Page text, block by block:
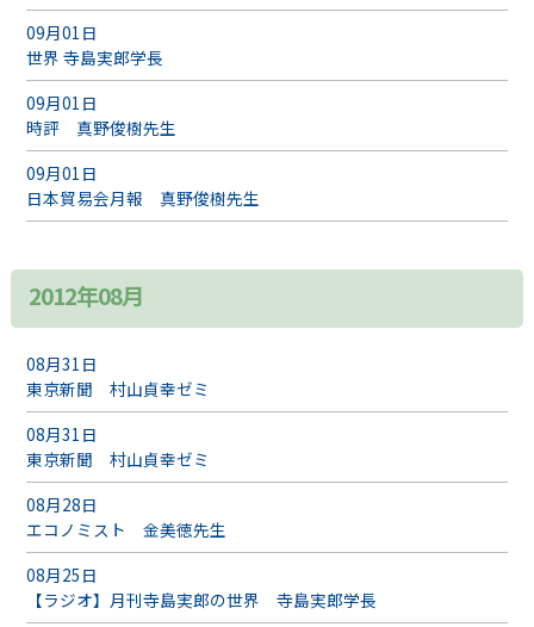
09月01日
世界 寺島実郎学長
09月01日
時評 真野俊樹先生
09月01日
日本貿易会月報 真野俊樹先生
2012年08月
08月31日
東京新聞 村山貞幸ゼミ
08月31日
東京新聞 村山貞幸ゼミ
08月28日
エコノミスト 金美徳先生
08月25日
【ラジオ】月刊寺島実郎の世界 寺島実郎学長